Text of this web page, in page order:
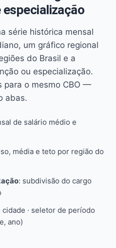
série histórica mensal
um gráfico regional
do Brasil e a
ou especialização.
para o mesmo CBO —
abas.
de salário médio e
média e teto por região do
: subdivisão do cargo
· seletor de período
ano)